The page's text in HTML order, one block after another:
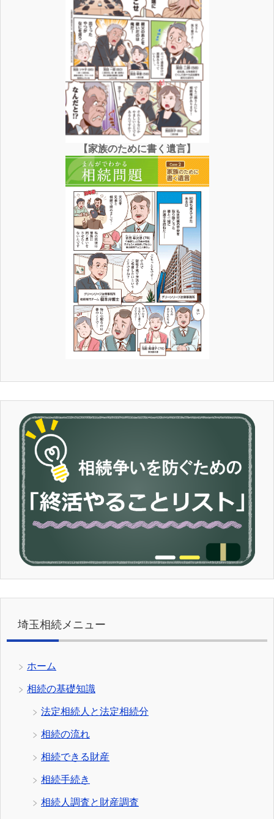
【家族のために書く遺言】
埼玉相続メニュー
ホーム
相続の基礎知識
法定相続人と法定相続分
相続の流れ
相続できる財産
相続手続き
相続人調査と財産調査